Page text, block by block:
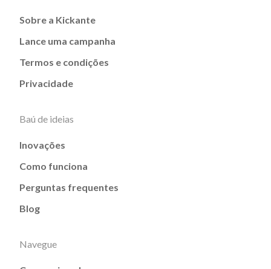
Sobre a Kickante
Lance uma campanha
Termos e condições
Privacidade
Baú de ideias
Inovações
Como funciona
Perguntas frequentes
Blog
Navegue